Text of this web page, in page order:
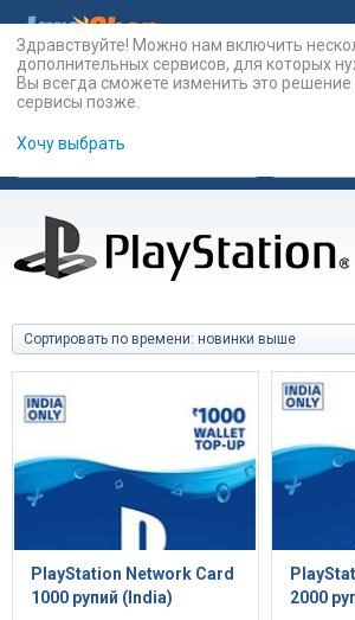
Карты
Сортировать по времени: новинки выше
PlayStation Network Card
1000 рупий (India)
2000
Здравствуйте! Можно нам включить
дополнительных сервисов, для которых
Вы всегда сможете изменить это
сервисы позже.
Хочу выбрать